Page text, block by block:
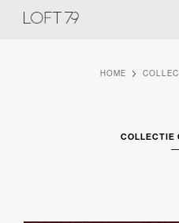
HOME
COLLECTIE